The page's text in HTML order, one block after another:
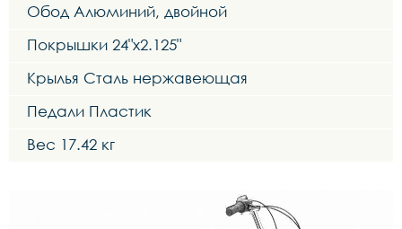
Обод Алюминий, двойной
Покрышки 24"x2.125"
Крылья Сталь нержавеющая
Педали Пластик
Вес 17.42 кг